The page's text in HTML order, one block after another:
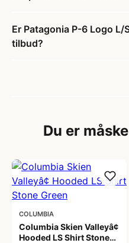
Er Patagonia P-6 Logo L/
tilbud?
Du er
COLUMBIA
Columbia Skien Valleyâ¢
Hooded LS Shirt Stone